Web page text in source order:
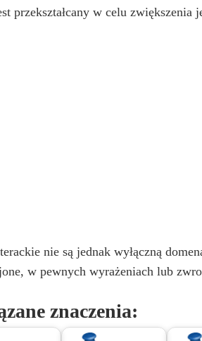
przekształcany w celu zwiększenia
nie są jednak wyłączną
w pewnych wyrażeniach lub
znaczenia: